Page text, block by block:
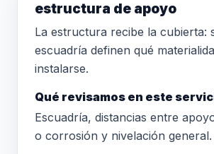
estructura de apoyo
La estructura recibe la cubierta:
escuadría definen qué
instalarse.
Qué revisamos en este
Escuadría, distancias entre
o corrosión y nivelación general.